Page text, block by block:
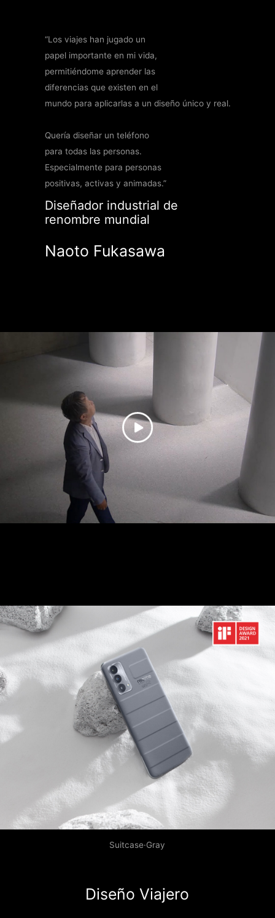
“Los viajes han jugado un
papel importante en mi vida,
permitiéndome aprender las
diferencias que existen en el
mundo para aplicarlas a un diseñoúnico y real.
Quería diseñar un teléfono
para todas las personas.
Especialmente para personas
positivas, activas y animadas.”
Diseñador industrial de
renombre mundial
Naoto Fukasawa
Suitcase·Gray
Diseño Viajero